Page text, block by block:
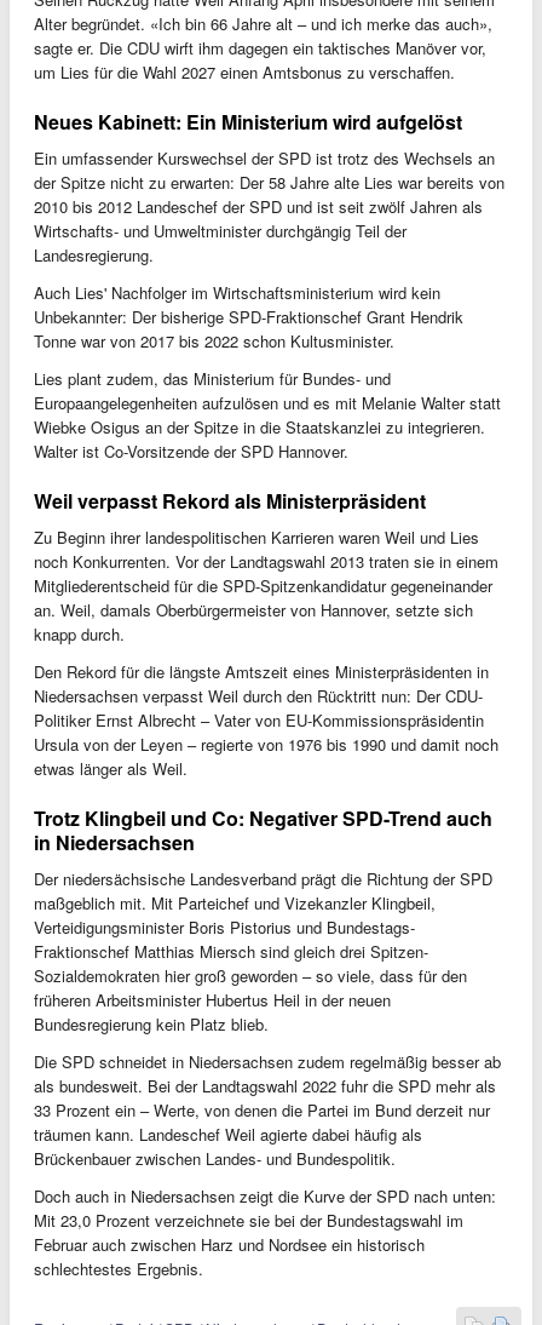
Alter begründet. «Ich bin 66 Jahre alt – und ich merke das auch»,
sagte er. Die CDU wirft ihm dagegen ein taktisches Manöver vor,
um Lies für die Wahl 2027 einen Amtsbonus zu verschaffen.
Neues Kabinett: Ein Ministerium wird aufgelöst
Ein umfassender Kurswechsel der SPD ist trotz des Wechsels an
der Spitze nicht zu erwarten: Der 58 Jahre alte Lies war bereits von
2010 bis 2012 Landeschef der SPD und ist seit zwölf Jahren als
Wirtschafts- und Umweltminister durchgängig Teil der
Landesregierung.
Auch Lies' Nachfolger im Wirtschaftsministerium wird kein
Unbekannter: Der bisherige SPD-Fraktionschef Grant Hendrik
Tonne war von 2017 bis 2022 schon Kultusminister.
Lies plant zudem, das Ministerium für Bundes- und
Europaangelegenheiten aufzulösen und es mit Melanie Walter statt
Wiebke Osigus an der Spitze in die Staatskanzlei zu integrieren.
Walter ist Co-Vorsitzende der SPD Hannover.
Weil verpasst Rekord als Ministerpräsident
Zu Beginn ihrer landespolitischen Karrieren waren Weil und Lies
noch Konkurrenten. Vor der Landtagswahl 2013 traten sie in einem
Mitgliederentscheid für die SPD-Spitzenkandidatur gegeneinander
an. Weil, damals Oberbürgermeister von Hannover, setzte sich
knapp durch.
Den Rekord für die längste Amtszeit eines Ministerpräsidenten in
Niedersachsen verpasst Weil durch den Rücktritt nun: Der CDU-
Politiker Ernst Albrecht – Vater von EU-Kommissionspräsidentin
Ursula von der Leyen – regierte von 1976 bis 1990 und damit noch
etwas länger als Weil.
Trotz Klingbeil und Co: Negativer SPD-Trend auch
in Niedersachsen
Der niedersächsische Landesverband prägt die Richtung der SPD
maßgeblich mit. Mit Parteichef und Vizekanzler Klingbeil,
Verteidigungsminister Boris Pistorius und Bundestags-
Fraktionschef Matthias Miersch sind gleich drei Spitzen-
Sozialdemokraten hier groß geworden – so viele, dass für den
früheren Arbeitsminister Hubertus Heil in der neuen
Bundesregierung kein Platz blieb.
Die SPD schneidet in Niedersachsen zudem regelmäßig besser ab
als bundesweit. Bei der Landtagswahl 2022 fuhr die SPD mehr als
33 Prozent ein – Werte, von denen die Partei im Bund derzeit nur
träumen kann. Landeschef Weil agierte dabei häufig als
Brückenbauer zwischen Landes- und Bundespolitik.
Doch auch in Niedersachsen zeigt die Kurve der SPD nach unten:
Mit 23,0 Prozent verzeichnete sie bei der Bundestagswahl im
Februar auch zwischen Harz und Nordsee ein historisch
schlechtestes Ergebnis.